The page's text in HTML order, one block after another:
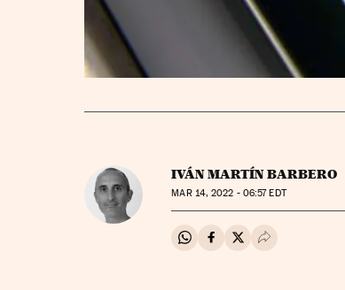
IVÁN MARTÍN BARBERO
MAR14, 2022 - 06:57EDT
Compartir en Whatsapp
Compartir en
Compartir en
Desplegar